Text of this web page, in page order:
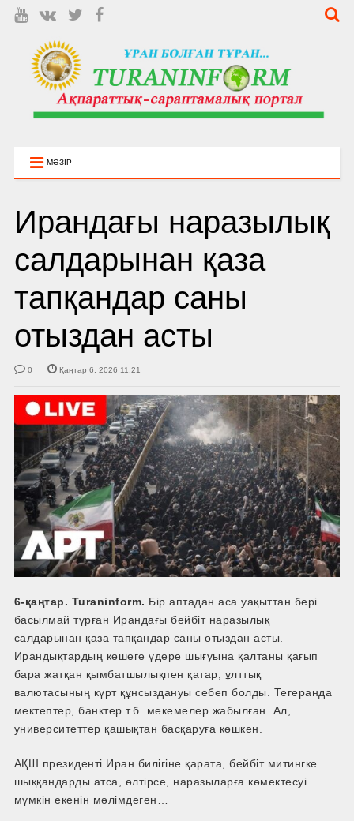
МӘЗІР
Ирандағы наразылық
салдарынан қаза
тапқандар саны
отыздан асты
0 Қаңтар 6, 2026 11:21
6-қаңтар. Turaninform. Бір аптадан аса уақыттан бері
басылмай тұрған Ирандағы бейбіт наразылық
салдарынан қаза тапқандар саны отыздан асты.
Ирандықтардың көшеге үдере шығуына қалтаны қағып
бара жатқан қымбатшылықпен қатар, ұлттық
валютасының күрт құнсыздануы себеп болды. Тегеранда
мектептер, банктер т.б. мекемелер жабылған. Ал,
университеттер қашықтан басқаруға көшкен.
АҚШ президенті Иран билігіне қарата, бейбіт митингке
шыққандарды атса, өлтірсе, наразыларға көмектесуі
мүмкін екенін мәлімдеген…